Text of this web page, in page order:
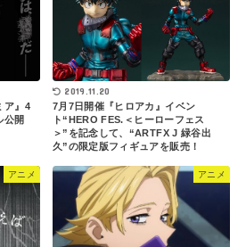
ア』4
公開
2019.11.20
7月7日開催『ヒロアカ』イベン
ト“HERO FES.＜ヒーローフェス
＞”を記念して、“ARTFX J 緑谷出
久”の限定版フィギュアを販売！
アニメ アニメ